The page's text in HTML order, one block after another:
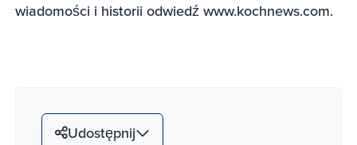
wiadomości i historii odwiedź www.kochnews.com.
Udostępnij